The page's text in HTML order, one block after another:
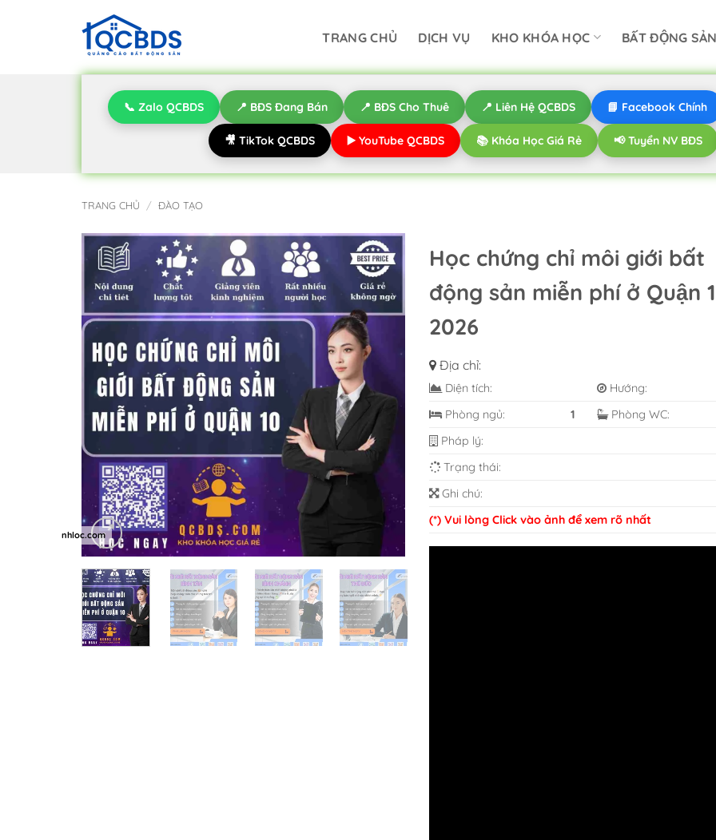
TRANG CHỦ DỊCH VỤ KHO KHÓA HỌC BẤT ĐỘNG SẢN
📞 Zalo QCBDS 📍 BĐS Đang Bán 📍 BĐS Cho Thuê 📍 Liên Hệ QCBDS 📘 Facebook Chính
🎥 TikTok QCBDS ▶️ YouTube QCBDS 📚 Khóa Học Giá Rẻ 📢 Tuyển NV BĐS
TRANG CHỦ / ĐÀO TẠO
Học chứng chỉ môi giới bất
động sản miễn phí ở Quận
2026
Địa chỉ:
Diện tích:
Hướng:
Phòng ngủ:
1 Phòng WC:
Pháp lý:
Trạng thái:
Ghi chú:
(*) Vui lòng Click vào ảnh để xem rõ nhất